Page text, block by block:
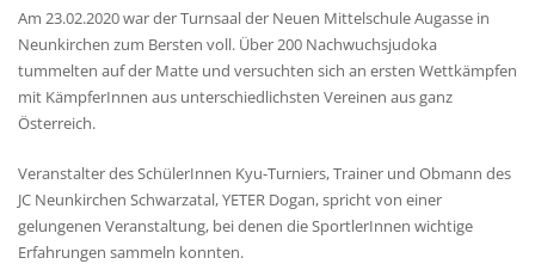
Am 23.02.2020 war der Turnsaal der Neuen Mittelschule Augasse in
Neunkirchen zum Bersten voll. Über 200 Nachwuchsjudoka
tummelten auf der Matte und versuchten sich an ersten Wettkämpfen
mit KämpferInnen aus unterschiedlichsten Vereinen aus ganz
Österreich.
Veranstalter des SchülerInnen Kyu-Turniers, Trainer und Obmann des
JC Neunkirchen Schwarzatal, YETER Dogan, spricht von einer
gelungenen Veranstaltung, bei denen die SportlerInnen wichtige
Erfahrungen sammeln konnten.